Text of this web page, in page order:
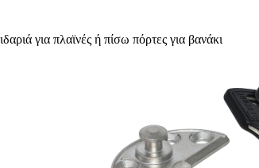
για πλαϊνές ή πίσω πόρτες για βανάκι